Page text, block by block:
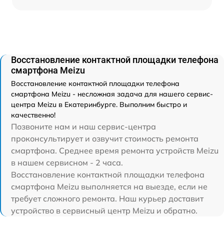
Восстановление контактной площадки телефона
смартфона Meizu
Восстановление контактной площадки телефона
смартфона Meizu - несложная задача для нашего сервис-
центра Meizu в Екатеринбурге. Выполним быстро и
качественно!
Позвоните нам и наш сервис-центра
проконсультирует и озвучит стоимость ремонта
смартфона. Среднее время ремонта устройств Meizu
в нашем сервисном - 2 часа.
Восстановление контактной площадки телефона
смартфона Meizu выполняется на выезде, если не
требует сложного ремонта. Наш курьер доставит
устройство в сервисный центр Meizu и обратно.